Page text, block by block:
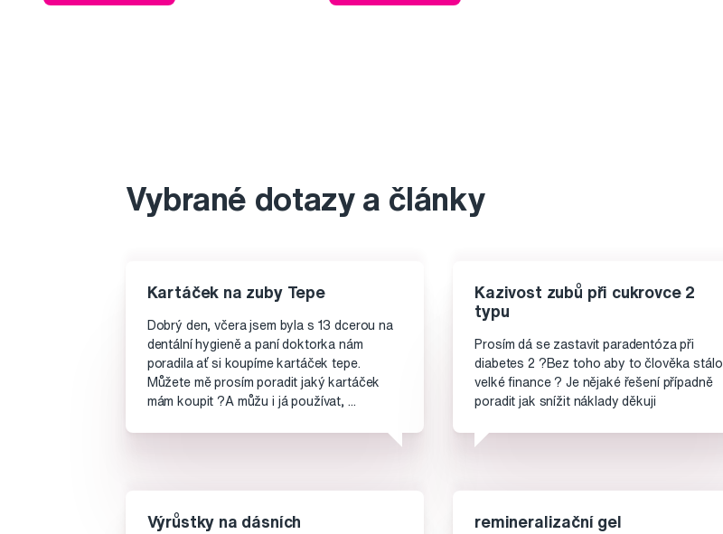
Vybrané dotazy a články
Kartáček na zuby Tepe
Dobrý den, včera jsem byla s 13 dcerou na
dentální hygieně a paní doktorka nám
poradila ať si koupíme kartáček tepe.
Můžete mě prosím poradit jaký kartáček
mám koupit ?A můžu i já používat, ...
Kazivost zubů při cukrovce 2
typu
Prosím dá se zastavit paradentóza při
diabetes 2 ?Bez toho aby to člověka stálo
velké finance ? Je nějaké řešení případně
poradit jak snížit náklady děkuji
Výrůstky na dásních remineralizační gel